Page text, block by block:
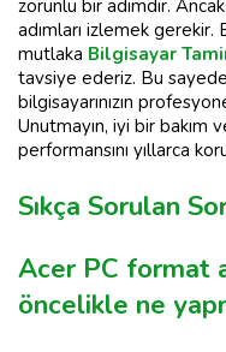
zorunlu bir adımdır.
adımları izlemek
mutlaka Bilgisayar
tavsiye ederiz. Bu
bilgisayarınızın
Unutmayın, iyi bir bakım
performansını yıllarca
Sıkça Sorulan
Acer PC format
öncelikle ne